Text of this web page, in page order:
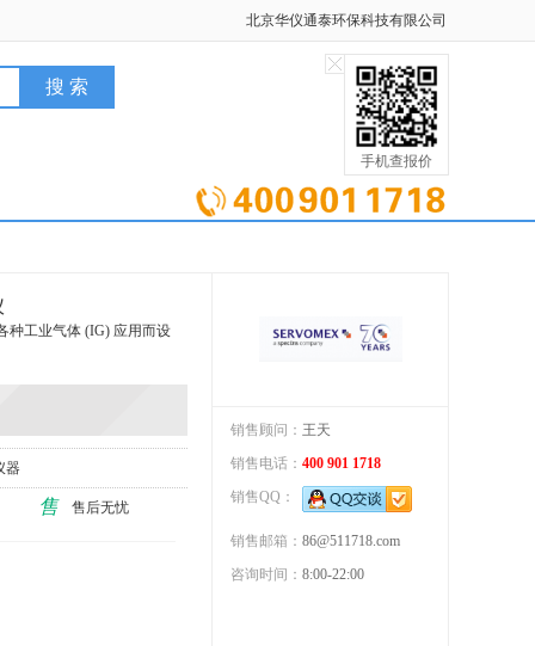
北京华仪通泰环保科技有限公司
手机查报价
种工业气体 (IG) 应用而设
器
售 售后无忧
销售顾问： 王天
销售电话： 400 901 1718
销售QQ：
销售邮箱： 86@511718.com
咨询时间： 8:00-22:00